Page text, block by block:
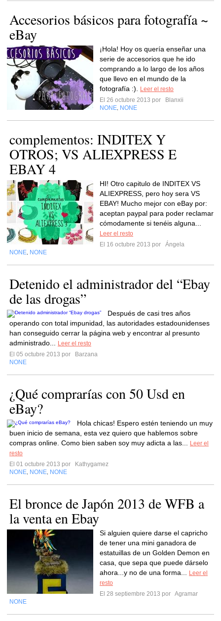
Accesorios básicos para fotografía ~
eBay
¡Hola! Hoy os quería enseñar una
serie de accesorios que he ido
comprando a lo largo de los años
que llevo en el mundo de la
fotografía :).
Leer el resto
El 26 octubre 2013 por
Blanxii
NONE NONE
complementos: INDITEX Y
OTROS; VS ALIEXPRESS E
EBAY 4
HI! Otro capitulo de INDITEX VS
ALIEXPRESS, pero hoy sera VS
EBAY! Mucho mejor con eBay por:
aceptan paypal para poder reclamar
cómodamente si tenéis alguna...
Leer el resto
El 16 octubre 2013 por
Ángela
NONE NONE
Detenido el administrador del “Ebay
de las drogas”
Después de casi tres años
operando con total impunidad, las autoridades estadounidenses
han conseguido cerrar la página web y encontrar al presunto
administrado...
Leer el resto
El 05 octubre 2013 por
Barzana
NONE
¿Qué comprarías con 50 Usd en
eBay?
Hola chicas! Espero estén teniendo un muy
buen inicio de semana, esta vez quiero que hablemos sobre
compras online. Como bien saben soy muy adicta a las...
Leer el
resto
El 01 octubre 2013 por
Kathygamez
NONE NONE NONE
El bronce de Japón 2013 de WFB a
la venta en Ebay
Si alguien quiere darse el capricho
de tener una mini ganadora de
estatuillas de un Golden Demon en
casa, que sepa que puede dárselo
ahora...y no de una forma...
Leer el
resto
El 28 septiembre 2013 por Agramar
NONE